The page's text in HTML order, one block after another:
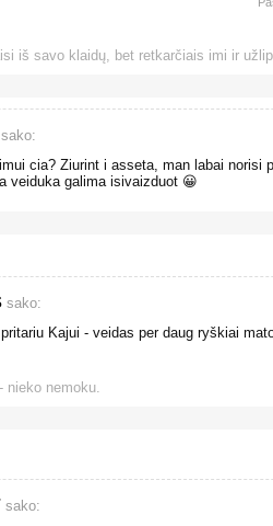
iš savo klaidų, bet retkarčiais imi ir
sako:
cia? Ziurint i asseta, man labai norisi
veiduka galima isivaizduot 😀
sako:
Kajui - veidas per daug ryškiai
nieko nemoku.
sako: